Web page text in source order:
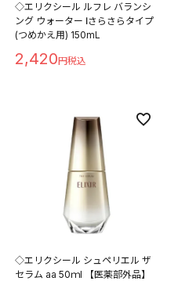
◇エリクシール ルフレ バランシ
ング ウォーター Ⅰさらさらタイプ
(つめかえ用) 150mL
2,420
◇エリクシール シュペリエル ザ
セラム aa 50ｍl 【医薬部外品】